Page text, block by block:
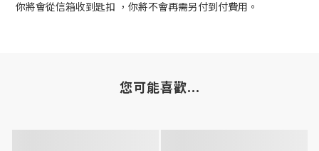
你將會從信箱收到匙扣 ，你將不會再需另付到付費用。
您可能喜歡...